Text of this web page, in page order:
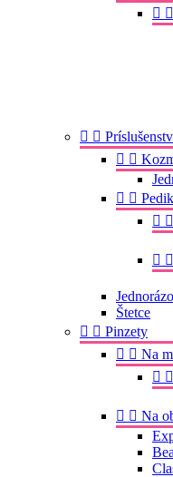
 
 
 
 
 
 
Štetce
  Pinzety
  Na
 
  Na